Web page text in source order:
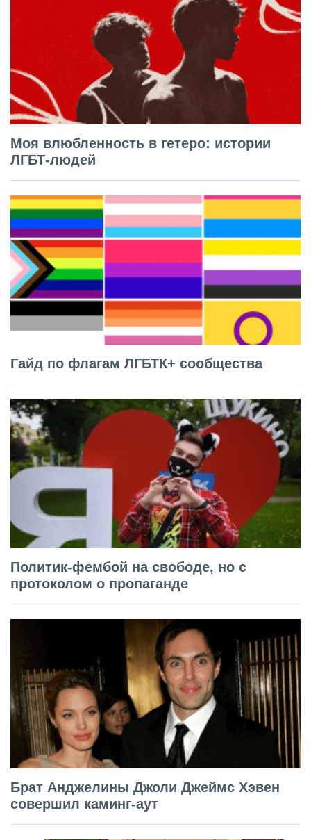
Моя влюбленность в гетеро: истории
ЛГБТ-людей
Гайд по флагам ЛГБТК+ сообщества
Политик-фембой на свободе, но с
протоколом о пропаганде
Брат Анджелины Джоли Джеймс Хэвен
совершил каминг-аут